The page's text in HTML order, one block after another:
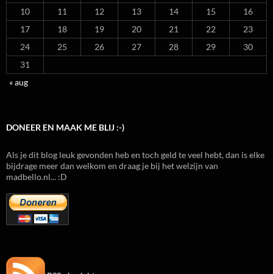
10
11 12 13 14 15
16
17
18 19 20 21 22
23
24
25 26 27 28 29
30
31
« aug
DONEER EN MAAK ME BLIJ :-)
Als je dit blog leuk gevonden heb en toch geld te veel hebt, dan is elke
bijdrage meer dan welkom en draag je bij het welzijn van
madbello.nl... :D